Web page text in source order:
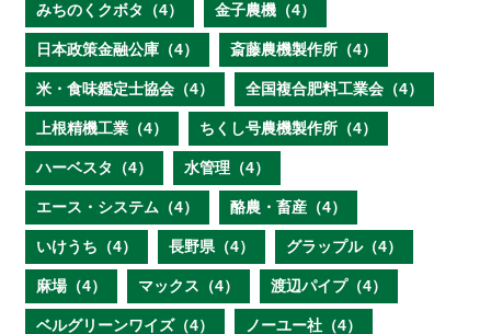
みちのくクボタ（4） 金子農機（4）
日本政策金融公庫（4） 斎藤農機製作所（4）
米・食味鑑定士協会（4） 全国複合肥料工業会（4）
上根精機工業（4） ちくし号農機製作所（4）
ハーベスタ（4） 水管理（4）
エース・システム（4） 酪農・畜産（4）
いけうち（4） 長野県（4） グラップル（4）
麻場（4） マックス（4） 渡辺パイプ（4）
ベルグリーンワイズ（4） ノーユー社（4）